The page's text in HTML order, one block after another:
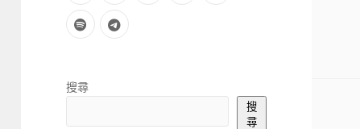
spotifytelegram
Sidebar
搜尋
搜
尋